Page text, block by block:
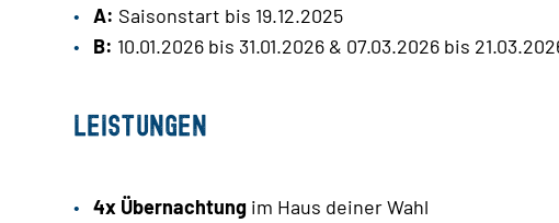
A: Saisonstart bis 19.12.2025
B: 10.01.2026 bis 31.01.2026 & 07.03.2026 bis
Leistungen
4x Übernachtung im Haus deiner Wahl